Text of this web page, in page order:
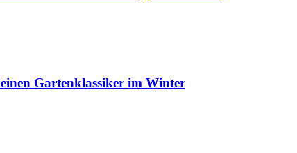
Gartenklassiker im Winter